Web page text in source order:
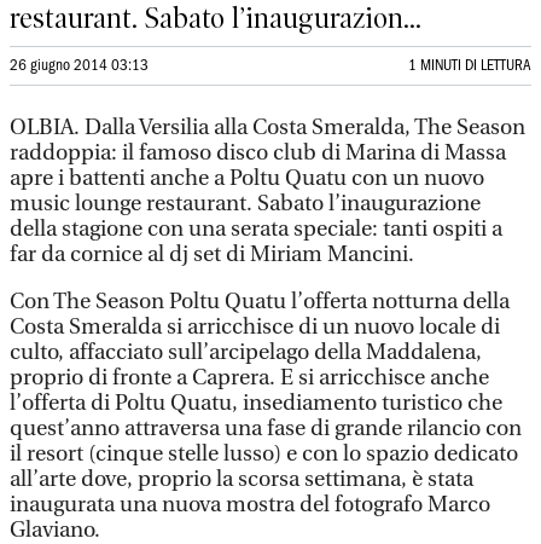
restaurant. Sabato l’inaugurazion...
26 giugno 2014 03:13 1 MINUTI DI LETTURA
OLBIA. Dalla Versilia alla Costa Smeralda, The Season
raddoppia: il famoso disco club di Marina di Massa
apre i battenti anche a Poltu Quatu con un nuovo
music lounge restaurant. Sabato l’inaugurazione
della stagione con una serata speciale: tanti ospiti a
far da cornice al dj set di Miriam Mancini.
Con The Season Poltu Quatu l’offerta notturna della
Costa Smeralda si arricchisce di un nuovo locale di
culto, affacciato sull’arcipelago della Maddalena,
proprio di fronte a Caprera. E si arricchisce anche
l’offerta di Poltu Quatu, insediamento turistico che
quest’anno attraversa una fase di grande rilancio con
il resort (cinque stelle lusso) e con lo spazio dedicato
all’arte dove, proprio la scorsa settimana, è stata
inaugurata una nuova mostra del fotografo Marco
Glaviano.